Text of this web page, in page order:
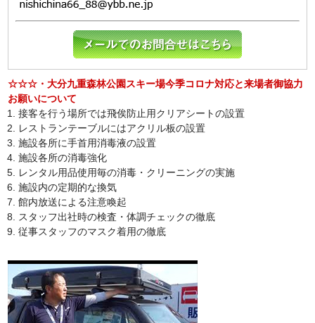
☆☆☆・大分九重森林公園スキー場今季コロナ対応と来場者御協力
お願いについて
接客を行う場所では飛俟防止用クリアシートの設置
レストランテーブルにはアクリル板の設置
施設各所に手首用消毒液の設置
施設各所の消毒強化
レンタル用品使用毎の消毒・クリーニングの実施
施設内の定期的な換気
館内放送による注意喚起
スタッフ出社時の検査・体調チェックの徹底
従事スタッフのマスク着用の徹底